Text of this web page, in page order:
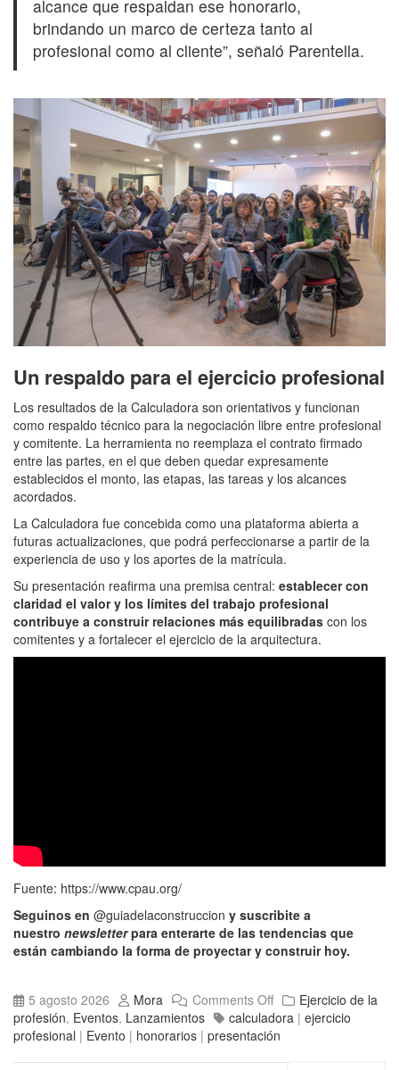
alcance que respaldan ese honorario,
brindando un marco de certeza tanto al
profesional como al cliente”, señaló Parentella.
Un respaldo para el ejercicio profesional
Los resultados de la Calculadora son orientativos y funcionan
como respaldo técnico para la negociación libre entre profesional
y comitente. La herramienta no reemplaza el contrato firmado
entre las partes, en el que deben quedar expresamente
establecidos el monto, las etapas, las tareas y los alcances
acordados.
La Calculadora fue concebida como una plataforma abierta a
futuras actualizaciones, que podrá perfeccionarse a partir de la
experiencia de uso y los aportes de la matrícula.
Su presentación reafirma una premisa central: establecer con
claridad el valor y los límites del trabajo profesional
contribuye a construir relaciones más equilibradas con los
comitentes y a fortalecer el ejercicio de la arquitectura.
Fuente: https://www.cpau.org/
Seguinos en @guiadelaconstruccion y suscribite a
nuestro newsletterpara enterarte de las tendencias que
están cambiando la forma de proyectar y construir hoy.
5 agosto 2026 Mora Comments Off
Ejercicio de la
profesión, Eventos, Lanzamientos calculadora | ejercicio
profesional | Evento | honorarios | presentación